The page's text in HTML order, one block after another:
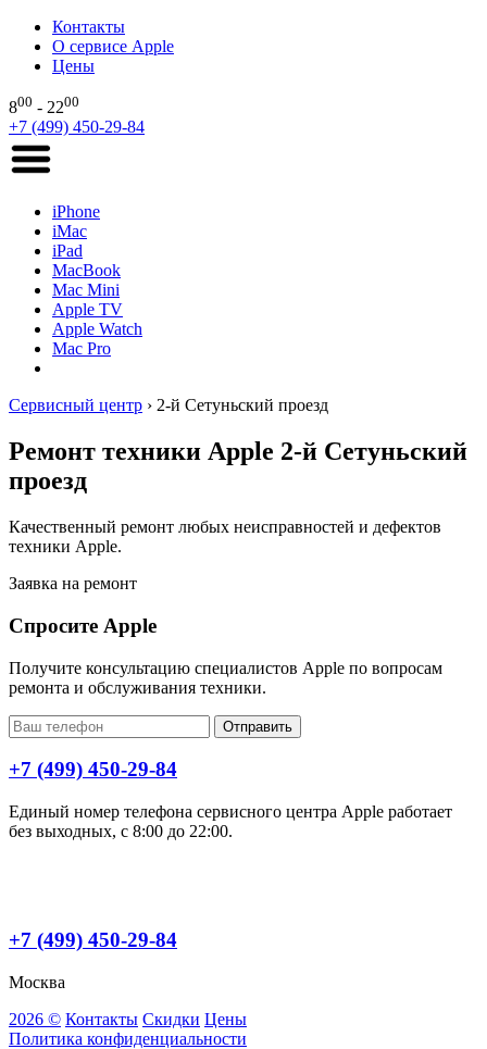
Контакты
О сервисе Apple
Цены
800 - 2200
+7 (499) 450-29-84
iPhone
iMac
iPad
MacBook
Mac Mini
Apple TV
Apple Watch
Mac Pro
Сервисный центр › 2-й Сетуньский проезд
Ремонт техники Apple 2-й Сетуньский
проезд
Качественный ремонт любых неисправностей и дефектов
техники Apple.
Заявка на ремонт
Спросите Apple
Получите консультацию специалистов Apple по вопросам
ремонта и обслуживания техники.
Отправить
+7 (499) 450-29-84
Единый номер телефона сервисного центра Apple работает
без выходных, с 8:00 до 22:00.
+7 (499) 450-29-84
Москва
2026 © Контакты Скидки Цены
Политика конфиденциальности